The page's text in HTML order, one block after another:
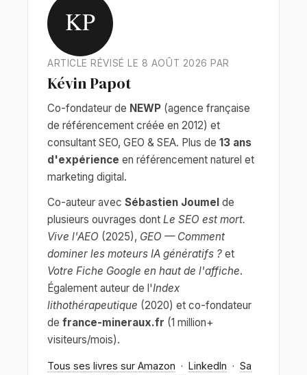
KP
ARTICLE RÉVISÉ LE 8 AOÛT 2026 PAR
Kévin Papot
Co-fondateur de NEWP (agence française
de référencement créée en 2012) et
consultant SEO, GEO & SEA. Plus de 13 ans
d'expérience en référencement naturel et
marketing digital.
Co-auteur avec Sébastien Joumel de
plusieurs ouvrages dont Le SEO est mort.
Vive l'AEO (2025), GEO — Comment
dominer les moteurs IA génératifs ? et
Votre Fiche Google en haut de l'affiche.
Également auteur de l'Index
lithothérapeutique (2020) et co-fondateur
de france-mineraux.fr (1 million+
visiteurs/mois).
Tous ses livres sur Amazon · LinkedIn · Sa